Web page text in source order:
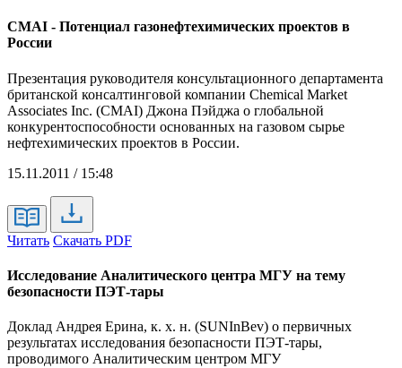
CMAI - Потенциал газонефтехимических проектов в
России
Презентация руководителя консультационного департамента
британской консалтинговой компании Chemical Market
Associates Inc. (CMAI) Джона Пэйджа о глобальной
конкурентоспособности основанных на газовом сырье
нефтехимических проектов в России.
15.11.2011 / 15:48
Читать Скачать PDF
Исследование Аналитического центра МГУ на тему
безопасности ПЭТ-тары
Доклад Андрея Ерина, к. х. н. (SUNInBev) о первичных
результатах исследования безопасности ПЭТ-тары,
проводимого Аналитическим центром МГУ